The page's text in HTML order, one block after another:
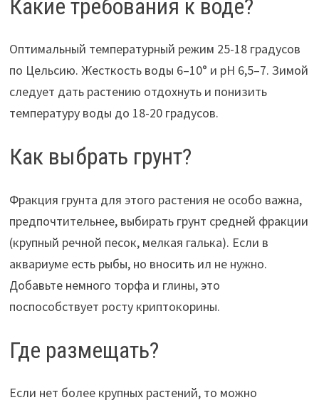
Какие требования к воде?
Оптимальный температурный режим 25-18 градусов
по Цельсию. Жесткость воды 6–10° и рН 6,5–7. Зимой
следует дать растению отдохнуть и понизить
температуру воды до 18-20 градусов.
Как выбрать грунт?
Фракция грунта для этого растения не особо важна,
предпочтительнее, выбирать грунт средней фракции
(крупный речной песок, мелкая галька). Если в
аквариуме есть рыбы, но вносить ил не нужно.
Добавьте немного торфа и глины, это
поспособствует росту криптокорины.
Где размещать?
Если нет более крупных растений, то можно